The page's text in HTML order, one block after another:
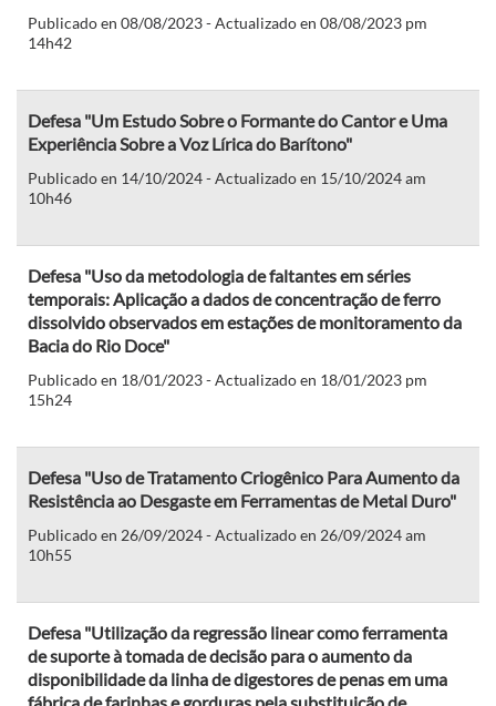
Publicado en 08/08/2023 - Actualizado en 08/08/2023 pm
14h42
Defesa "Um Estudo Sobre o Formante do Cantor e Uma
Experiência Sobre a Voz Lírica do Barítono"
Publicado en 14/10/2024 - Actualizado en 15/10/2024 am
10h46
Defesa "Uso da metodologia de faltantes em séries
temporais: Aplicação a dados de concentração de ferro
dissolvido observados em estações de monitoramento da
Bacia do Rio Doce"
Publicado en 18/01/2023 - Actualizado en 18/01/2023 pm
15h24
Defesa "Uso de Tratamento Criogênico Para Aumento da
Resistência ao Desgaste em Ferramentas de Metal Duro"
Publicado en 26/09/2024 - Actualizado en 26/09/2024 am
10h55
Defesa "Utilização da regressão linear como ferramenta
de suporte à tomada de decisão para o aumento da
disponibilidade da linha de digestores de penas em uma
fábrica de farinhas e gorduras pela substituição de